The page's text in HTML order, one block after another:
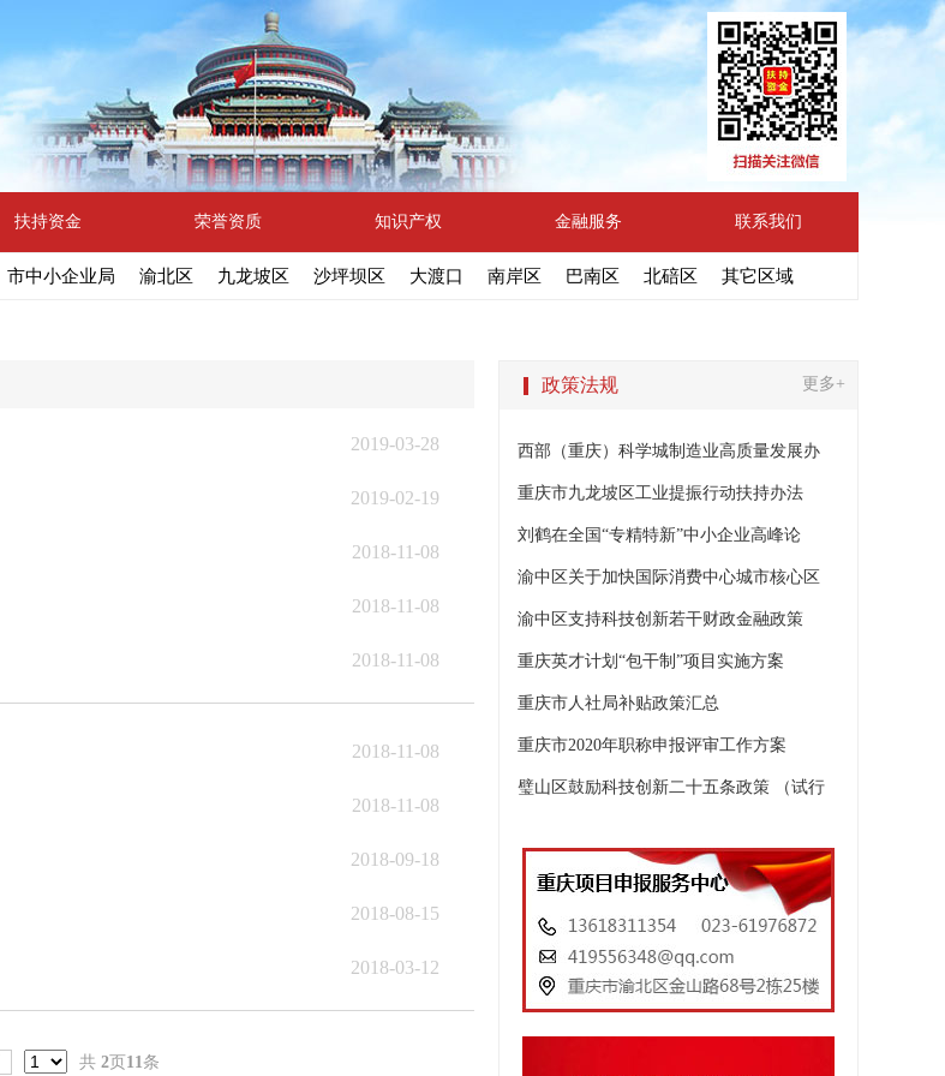
扶持资金 荣誉资质 知识产权 金融服务 联系我们
市中小企业局 渝北区 九龙坡区 沙坪坝区 大渡口 南岸区 巴南区 北碚区 其它区域
2019-03-28
2019-02-19
2018-11-08
2018-11-08
2018-11-08
2018-11-08
2018-11-08
2018-09-18
2018-08-15
2018-03-12
共 2页 11条
政策法规 更多+
西部（重庆）科学城制造业高质量发展办
重庆市九龙坡区工业提振行动扶持办法
刘鹤在全国“专精特新”中小企业高峰论
渝中区关于加快国际消费中心城市核心区
渝中区支持科技创新若干财政金融政策
重庆英才计划“包干制”项目实施方案
重庆市人社局补贴政策汇总
重庆市2020年职称申报评审工作方案
璧山区鼓励科技创新二十五条政策 （试行